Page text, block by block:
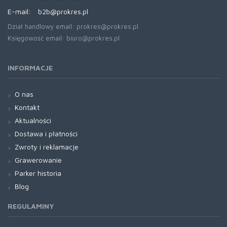
E-mail:
b2b@prokres.pl
Dział handlowy email: prokres@prokres.pl
Księgowość email: biuro@prokres.pl
INFORMACJE
O nas
Kontakt
Aktualności
Dostawa i płatności
Zwroty i reklamacje
Grawerowanie
Parker historia
Blog
REGULAMINY